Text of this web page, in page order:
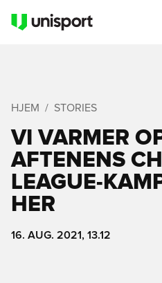
HJEM STORIES
VI VARMER
AFTENENS
LEAGUE-
HER
16. AUG. 2021, 13.12